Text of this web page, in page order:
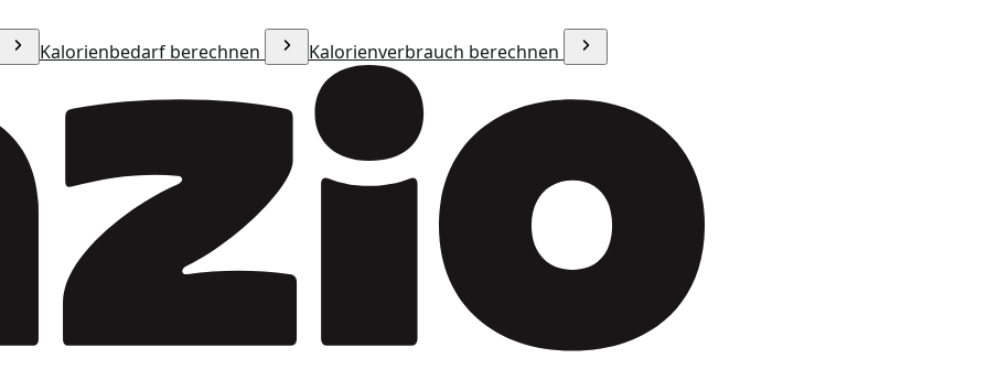
Kalorienbedarf berechnen Kalorienverbrauch berechnen